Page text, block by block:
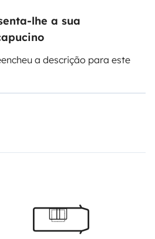
lhe a sua
a descrição para este